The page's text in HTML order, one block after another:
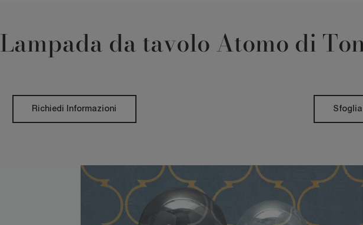
Lampada da tavolo Atomo di
Richiedi Informazioni